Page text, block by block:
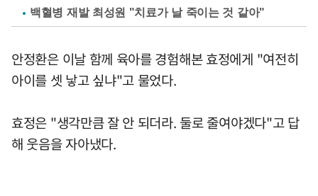
백혈병 재발 최성원 "치료가 날 죽이는 것 같아"
안정환은 이날 함께 육아를 경험해본 효정에게 "여전히
아이를 셋 낳고 싶냐"고 물었다.
효정은 "생각만큼 잘 안 되더라. 둘로 줄여야겠다"고 답
해 웃음을 자아냈다.